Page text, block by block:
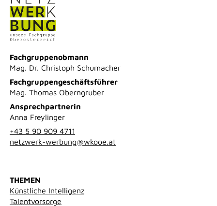
Fachgruppenobmann
Mag. Dr. Christoph Schumacher
Fachgruppengeschäftsführer
Mag. Thomas Oberngruber
Ansprechpartnerin
Anna Freylinger
+43 5 90 909 4711
netzwerk-werbung@wkooe.at
THEMEN
Künstliche Intelligenz
Talentvorsorge